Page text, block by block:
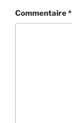
Commentaire*